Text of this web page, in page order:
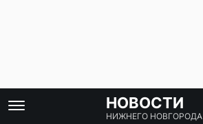
НОВОСТИ
НИЖНЕГО НОВГОРОДА